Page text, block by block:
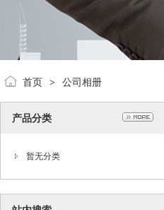
首页 > 公司相册
产品分类
暂无分类